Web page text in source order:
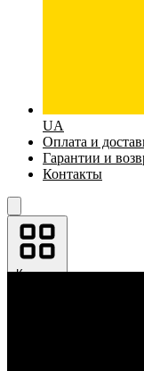
UA
Оплата и
Гарантии и
Контакты
Каталог